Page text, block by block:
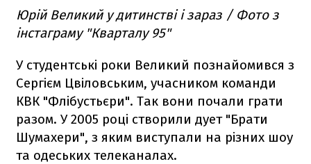
Юрій Великий у дитинстві і зараз / Фото з
інстаграму "Кварталу 95"
У студентські роки Великий познайомився з
Сергієм Цвіловським, учасником команди
КВК "Флібустьєри". Так вони почали грати
разом. У 2005 році створили дует "Брати
Шумахери", з яким виступали на різних шоу
та одеських телеканалах.